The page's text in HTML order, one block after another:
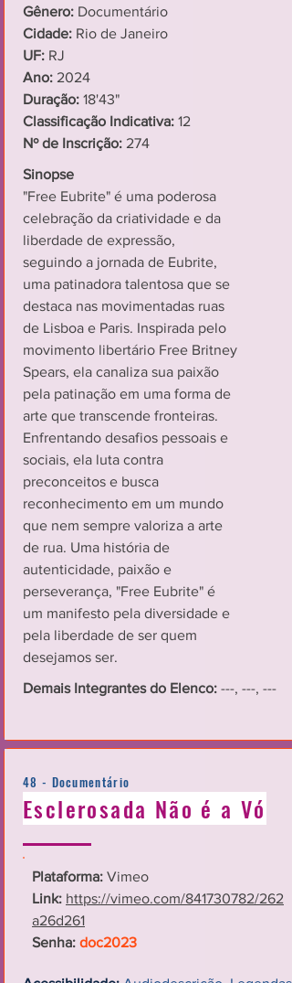
Gênero: Documentário
Cidade: Rio de Janeiro
UF: RJ
Ano: 2024
Duração: 18'43"
Classificação Indicativa: 12
Nº de Inscrição: 274
Sinopse
"Free Eubrite" é uma poderosa
celebração da criatividade e da
liberdade de expressão,
seguindo a jornada de Eubrite,
uma patinadora talentosa que se
destaca nas movimentadas ruas
de Lisboa e Paris. Inspirada pelo
movimento libertário Free Britney
Spears, ela canaliza sua paixão
pela patinação em uma forma de
arte que transcende fronteiras.
Enfrentando desafios pessoais e
sociais, ela luta contra
preconceitos e busca
reconhecimento em um mundo
que nem sempre valoriza a arte
de rua. Uma história de
autenticidade, paixão e
perseverança, "Free Eubrite" é
um manifesto pela diversidade e
pela liberdade de ser quem
desejamos ser.
Demais Integrantes do Elenco: ---, ---, ---
48 - Documentário
Esclerosada Não é a Vó
Plataforma: Vimeo
Link: https://vimeo.com/841730782/262
a26d261
Senha: doc2023